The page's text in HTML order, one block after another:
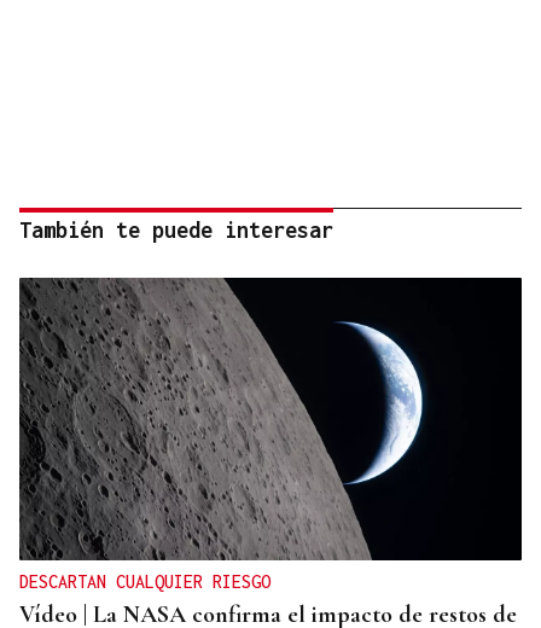
También te puede interesar
DESCARTAN CUALQUIER RIESGO
Vídeo | La NASA confirma el impacto de restos de